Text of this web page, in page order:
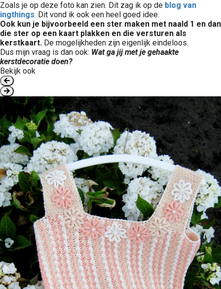
Zoals je op deze foto kan zien. Dit zag ik op de blog van
ingthings. Dit vond ik ook een heel goed idee.
Ook kun je bijvoorbeeld een ster maken met naald 1 en dan
die ster op een kaart plakken en die versturen als
kerstkaart. De mogelijkheden zijn eigenlijk eindeloos.
Dus mijn vraag is dan ook: Wat ga jij met je gehaakte
kerstdecoratie doen?
Bekijk ook